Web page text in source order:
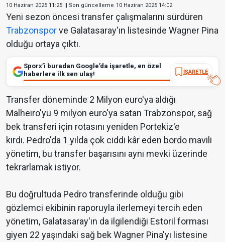
10 Haziran 2025 11:25 || Son güncelleme 10 Haziran 2025 14:02
Yeni sezon öncesi transfer çalışmalarını sürdüren
Trabzonsporve Galatasaray'ın listesinde Wagner Pina
olduğu ortaya çıktı.
Sporx’i buradan Google’da işaretle, en özel
haberlere ilk sen ulaş!
İŞARETLE
Transfer döneminde 2 Milyon euro'ya aldığı
Malheiro'yu 9 milyon euro'ya satan Trabzonspor, sağ
bek transferi için rotasını yeniden Portekiz'e
kırdı. Pedro'da 1 yılda çok ciddi kâr eden bordo mavili
yönetim, bu transfer başarısını aynı mevki üzerinde
tekrarlamak istiyor.
Bu doğrultuda Pedro transferinde olduğu gibi
gözlemci ekibinin raporuyla ilerlemeyi tercih eden
yönetim, Galatasaray'ın da ilgilendiği Estoril forması
giyen 22 yaşındaki sağ bek Wagner Pina'yı listesine